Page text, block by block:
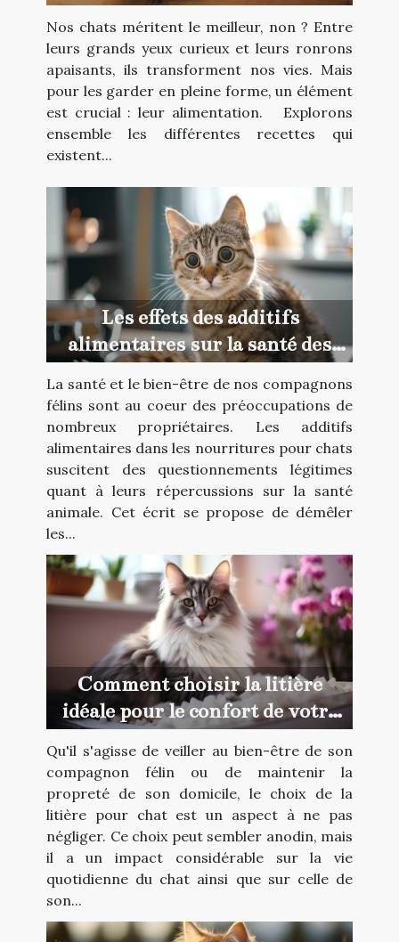
Nos chats méritent le meilleur, non ? Entre
leurs grands yeux curieux et leurs ronrons
apaisants, ils transforment nos vies. Mais
pour les garder en pleine forme, un élément
est crucial : leur alimentation. Explorons
ensemble les différentes recettes qui
existent...
Les effets des additifs
alimentaires sur la santé des
chats
La santé et le bien-être de nos compagnons
félins sont au coeur des préoccupations de
nombreux propriétaires. Les additifs
alimentaires dans les nourritures pour chats
suscitent des questionnements légitimes
quant à leurs répercussions sur la santé
animale. Cet écrit se propose de démêler
les...
Comment choisir la litière
idéale pour le confort de votre
Qu'il s'agisse de veiller au bien-être de son
compagnon félin ou de maintenir la
propreté de son domicile, le choix de la
litière pour chat est un aspect à ne pas
négliger. Ce choix peut sembler anodin, mais
il a un impact considérable sur la vie
quotidienne du chat ainsi que sur celle de
son...